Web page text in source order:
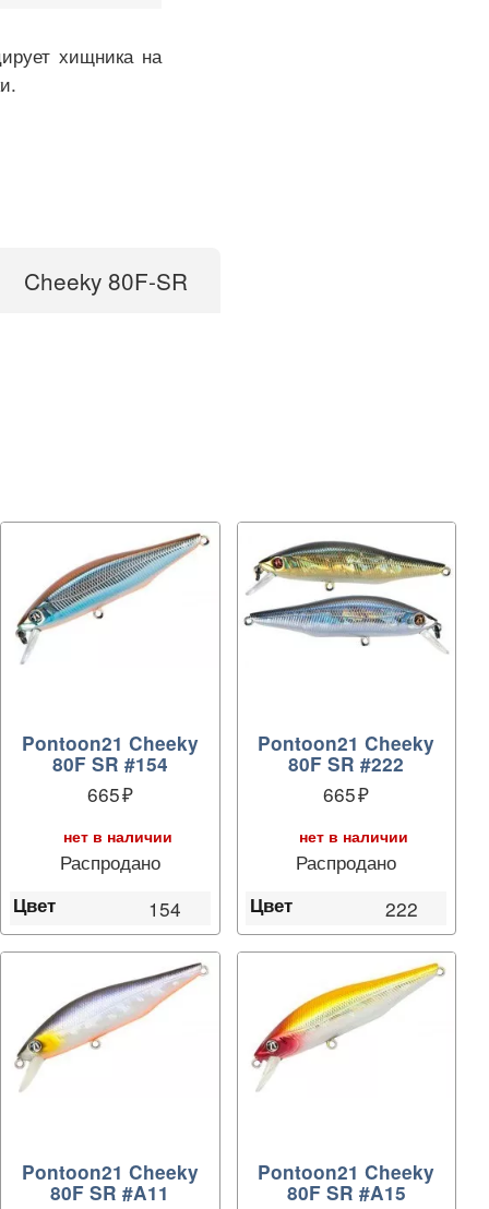
хищника на
Cheeky 80F-SR
Pontoon21 Cheeky
80F SR #154
665
нет в наличии
Распродано
Цвет 154
Pontoon21 Cheeky
80F SR #222
665
нет в наличии
Распродано
Цвет 222
Pontoon21 Cheeky
80F SR #A11
Pontoon21 Cheeky
80F SR #A15